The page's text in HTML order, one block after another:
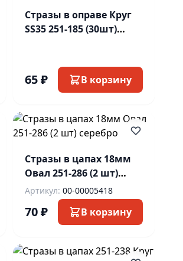
Стразы в оправе Круг
SS35 251-185 (30шт)
65 ₽ В корзину
Стразы в цапах 18мм
Овал 251-286 (2 шт)
серебро
Артикул: 00-00005418
70 ₽ В корзину